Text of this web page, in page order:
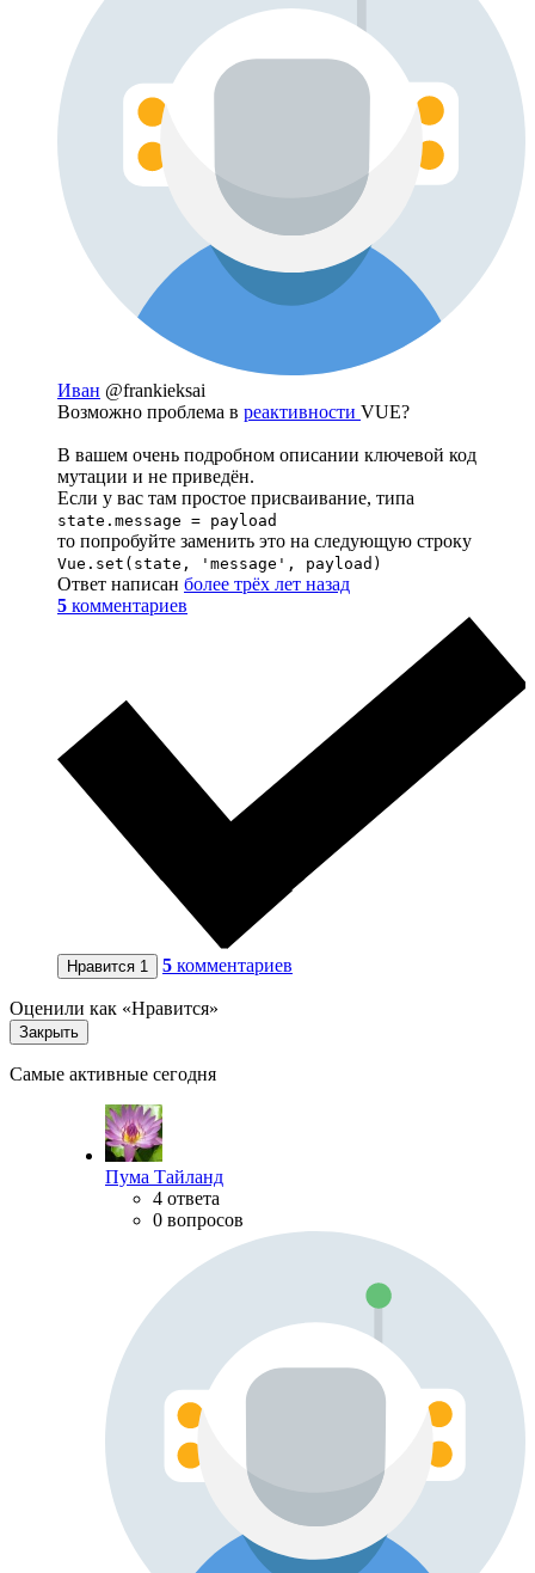
Иван @frankieksai
Возможно проблема в реактивности VUE?
В вашем очень подробном описании ключевой код
мутации и не приведён.
Если у вас там простое присваивание, типа
state.message = payload
то попробуйте заменить это на следующую строку
Vue.set(state, 'message', payload)
Ответ написан более трёх лет назад
5 комментариев
Нравится 1 5 комментариев
Оценили как «Нравится»
Закрыть
Самые активные сегодня
Пума Тайланд
4 ответа
0 вопросов